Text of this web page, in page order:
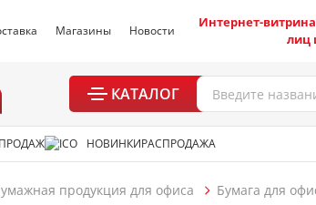
Магазины Новости
Интернет-
лиц
КАТАЛОГ
НОВИНКИРАСПРОДАЖА
продукция для офиса Бумага для